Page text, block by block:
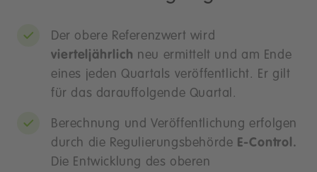
Der obere Referenzwert wird
vierteljährlich neu ermittelt und am Ende
eines jeden Quartals veröffentlicht. Er gilt
für das darauffolgende Quartal.
Berechnung und Veröffentlichung erfolgen
durch die Regulierungsbehörde E-Control.
Die Entwicklung des oberen